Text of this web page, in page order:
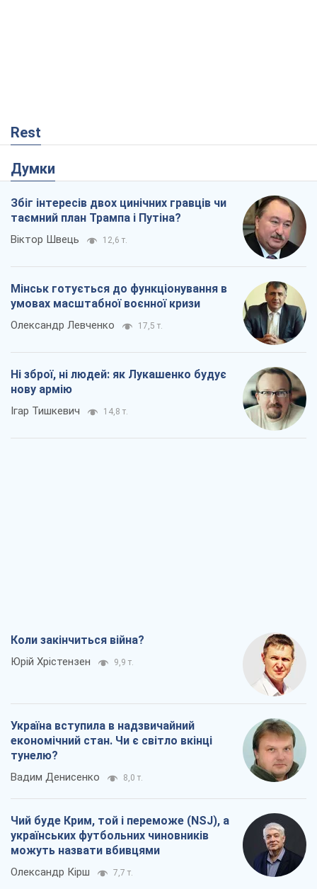
Rest
Думки
Збіг інтересів двох цинічних гравців чи
таємний план Трампа і Путіна?
Віктор Швець 12,6 т.
Мінськ готується до функціонування в
умовах масштабної воєнної кризи
Олександр Левченко 17,5 т.
Ні зброї, ні людей: як Лукашенко будує
нову армію
Ігар Тишкевич 14,8 т.
Коли закінчиться війна?
Юрій Хрістензен 9,9 т.
Україна вступила в надзвичайний
економічний стан. Чи є світло вкінці
тунелю?
Вадим Денисенко 8,0 т.
Чий буде Крим, той і переможе (NSJ), а
українських футбольних чиновників
можуть назвати вбивцями
Олександр Кірш 7,7 т.